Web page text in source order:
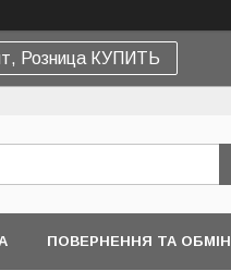
Розница КУПИТЬ
ПОВЕРНЕННЯ ТА ОБМІН